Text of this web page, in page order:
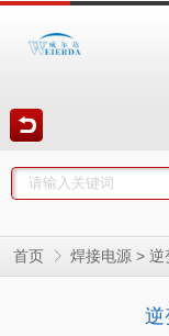
首页 焊接电源 > 逆
逆